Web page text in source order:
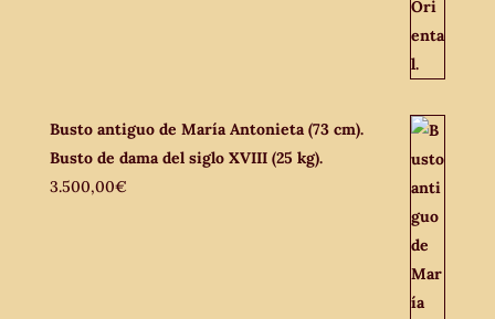
Busto antiguo de María Antonieta (73 cm).
Busto de dama del siglo XVIII (25 kg).
3.500,00€